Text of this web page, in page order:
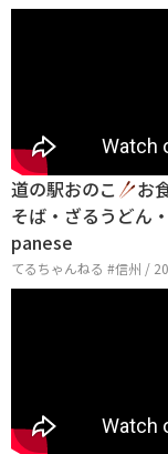
道の駅おのこ
お
そば・ざるうどん
panese
てるちゃんねる #信州 /